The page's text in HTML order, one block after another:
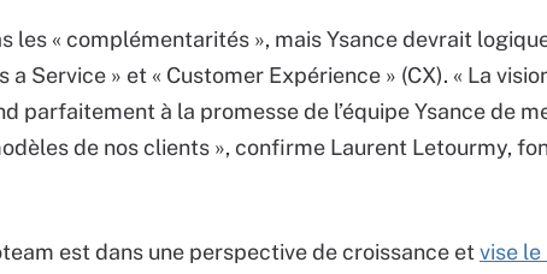
les « complémentarités », mais Ysance devrait
a Service » et « Customer Expérience » (CX). « La
parfaitement à la promesse de l’équipe Ysance de
de nos clients », confirme Laurent Letourmy,
est dans une perspective de croissance et vise le